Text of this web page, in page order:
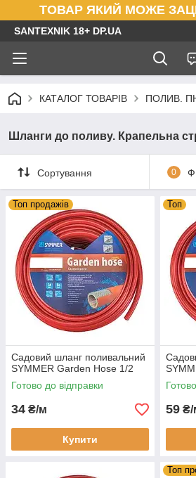
ТОВАР ЯКИЙ МОЖЕ
SANTEXNIK 18+ DP.UA
КАТАЛОГ ТОВАРІВ ПОЛИВ.
Шланги до поливу. Крапельна
Сортування 0
Топ продажів
Садовий шланг поливальний
SYMMER Garden Hose 1/2
Готово до відправки
34 ₴/м
Купити
Топ
59 ₴/
Топ